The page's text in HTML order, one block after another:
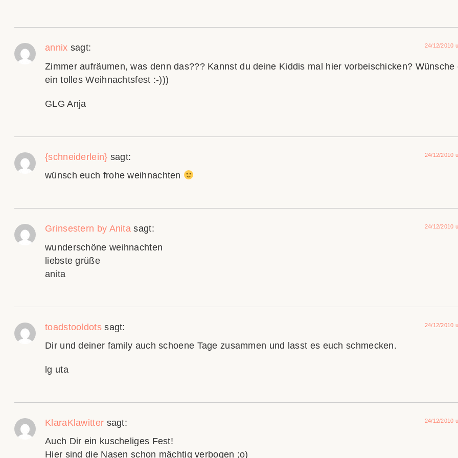
annix sagt: 24/12/2010
Zimmer aufräumen, was denn das??? Kannst du deine Kiddis mal hier vorbeischicken? Wünsche
ein tolles Weihnachtsfest :-)))
GLG Anja
{schneiderlein} sagt: 24/12/2010
wünsch euch frohe weihnachten
Grinsestern by Anita sagt: 24/12/2010
wunderschöne weihnachten
liebste grüße
anita
toadstooldots sagt: 24/12/2010
Dir und deiner family auch schoene Tage zusammen und lasst es euch schmecken.
lg uta
KlaraKlawitter sagt: 24/12/2010
Auch Dir ein kuscheliges Fest!
Hier sind die Nasen schon mächtig verbogen ;o)